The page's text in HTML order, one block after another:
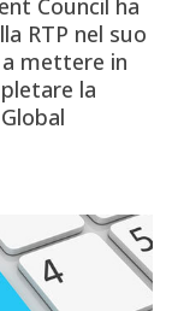
Council ha
RTP nel suo
mettere in
la